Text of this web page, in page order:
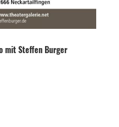
mit Steffen Burger